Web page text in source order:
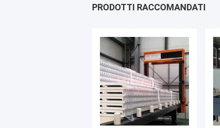
PRODOTTI RACCOMANDATI